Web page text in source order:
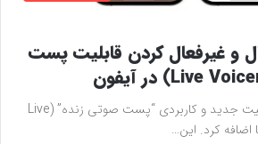
و غیرفعال کردن قابلیت پست
اپل با معرفی iOS 17، قابلیت جدید و کاربردی “پست صوتی زنده” (Live